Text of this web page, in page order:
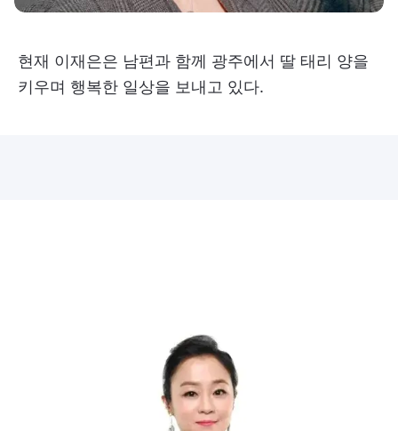
현재 이재은은 남편과 함께 광주에서 딸 태리 양을
키우며 행복한 일상을 보내고 있다.